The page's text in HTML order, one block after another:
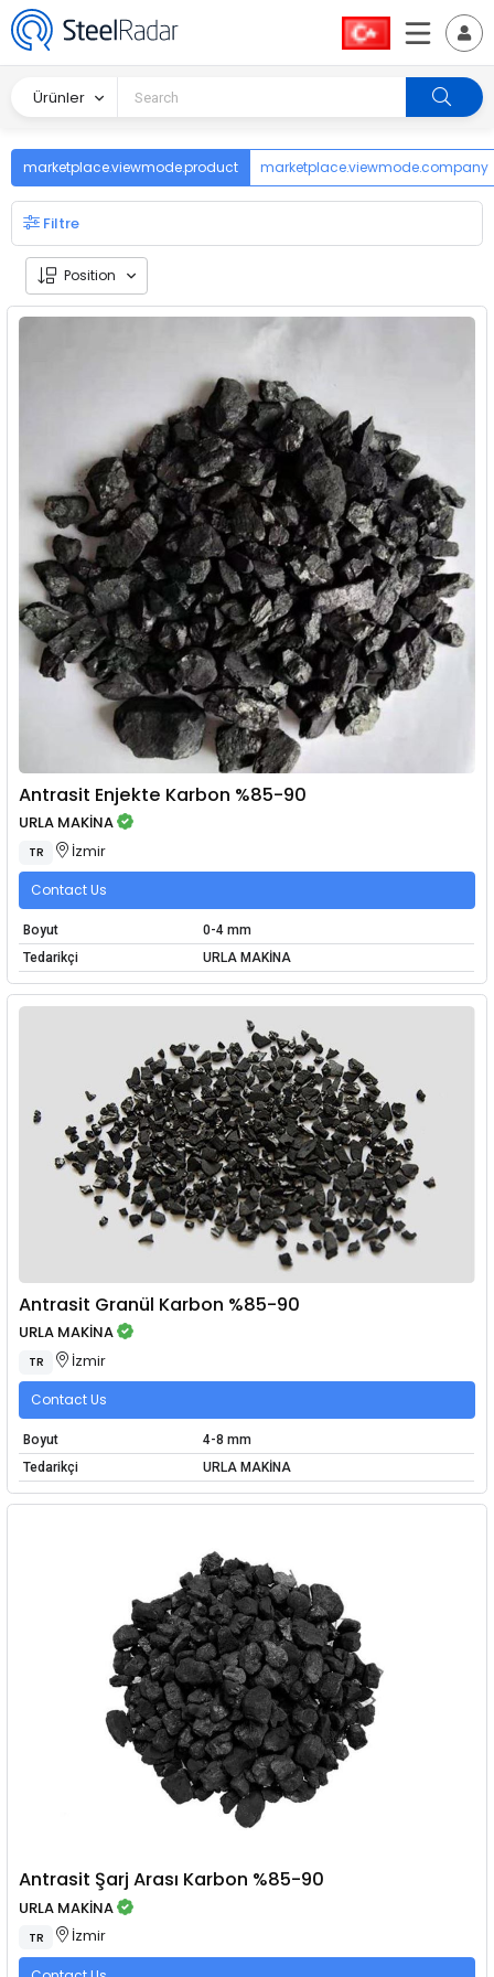
Ürünler
marketplace.viewmode.product marketplace.viewmode.company
Filtre
Position
Antrasit Enjekte Karbon %85-90
URLA MAKİNA
TR İzmir
Contact Us
Boyut
0-4 mm
Tedarikçi
URLA MAKİNA
Antrasit Granül Karbon %85-90
URLA MAKİNA
TR İzmir
Contact Us
Boyut
4-8 mm
Tedarikçi
URLA MAKİNA
Antrasit Şarj Arası Karbon %85-90
URLA MAKİNA
TR İzmir